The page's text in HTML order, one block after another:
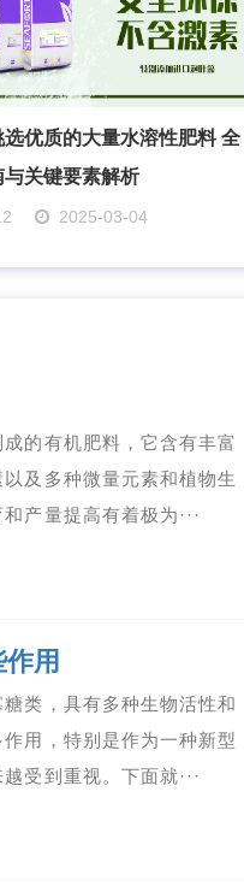
选优质的大量水溶性肥料 全
与关键要素解析
2025-03-04
的有机肥料，它含有丰富
及多种微量元素和植物生
产量提高有着极为···
用
类，具有多种生物活性和
用，特别是作为一种新型
受到重视。下面就···